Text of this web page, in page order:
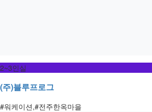
2~3인실
(주)블루프로그
#워케이션,#전주한옥마을